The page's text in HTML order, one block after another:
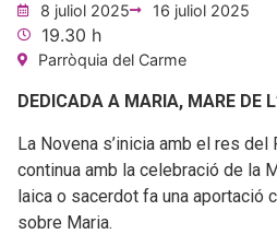
8 juliol 2025 16 juliol 2025
19.30 h
Parròquia del Carme
DEDICADA A MARIA, MARE DE
La Novena s’inicia amb el res
continua amb la celebració de la
laica o sacerdot fa una aportació
sobre Maria.